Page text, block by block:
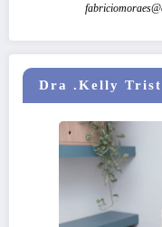
Dra .Kelly